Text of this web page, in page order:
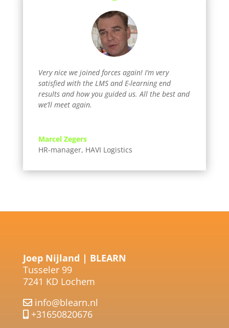
Very nice we joined forces again! I’m very
satisfied with the LMS and E-learning end
results and how you guided us. All the best and
we’ll meet again.
Marcel Zegers
HR-manager, HAVI Logistics
Joep Nijland | BLEARN
Tusseler 99
7241 KD Lochem
info@blearn.nl
+31650820676